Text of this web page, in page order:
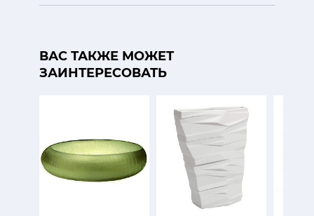
ВАС ТАКЖЕ МОЖЕТ
ЗАИНТЕРЕСОВАТЬ